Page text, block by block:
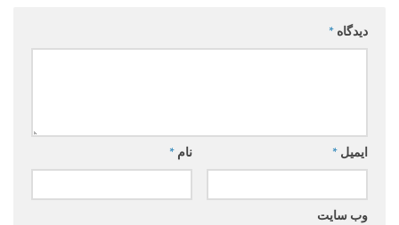
دیدگاه *
نام * ایمیل *
وب‌ سایت